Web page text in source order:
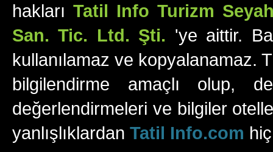
hakları Tatil Info Turizm
San. Tic. Ltd. Şti. 'ye aittir.
kullanılamaz ve kopyalanamaz.
bilgilendirme amaçlı olup,
değerlendirmeleri ve bilgiler
yanlışlıklardan Tatil Info.com